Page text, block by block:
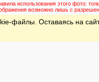
использования этого фото:
возможно лишь с
файлы. Оставаясь на